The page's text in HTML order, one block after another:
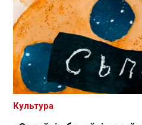
Культура